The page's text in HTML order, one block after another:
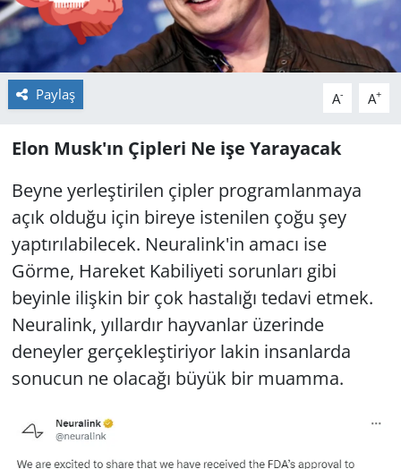
Paylaş A- A+
Elon Musk'ın Çipleri Ne işe Yarayacak
Beyne yerleştirilen çipler programlanmaya
açık olduğu için bireye istenilen çoğu şey
yaptırılabilecek. Neuralink'in amacı ise
Görme, Hareket Kabiliyeti sorunları gibi
beyinle ilişkin bir çok hastalığı tedavi etmek.
Neuralink, yıllardır hayvanlar üzerinde
deneyler gerçekleştiriyor lakin insanlarda
sonucun ne olacağı büyük bir muamma.